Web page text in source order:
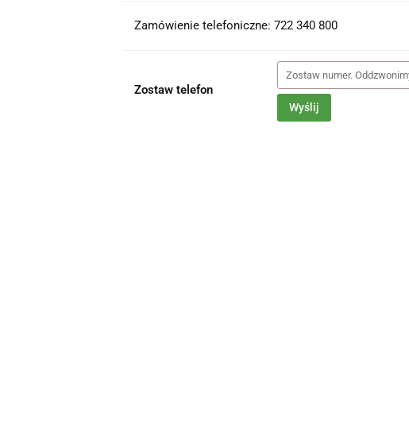
Zamówienie telefoniczne: 722 340 800
Zostaw telefon
Wyślij